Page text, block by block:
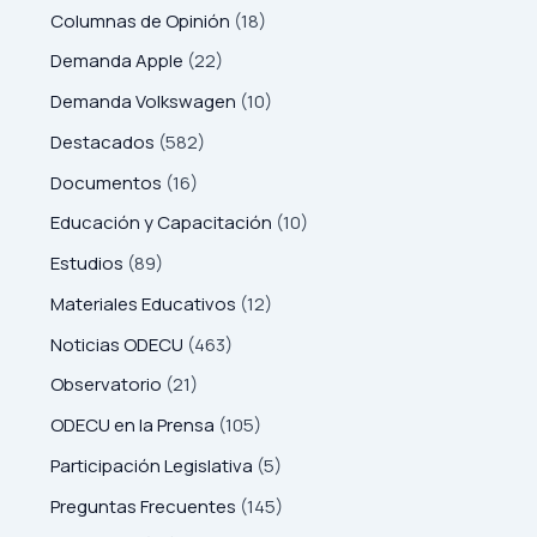
Columnas de Opinión (18)
Demanda Apple (22)
Demanda Volkswagen (10)
Destacados (582)
Documentos (16)
Educación y Capacitación (10)
Estudios (89)
Materiales Educativos (12)
Noticias ODECU (463)
Observatorio (21)
ODECU en la Prensa (105)
Participación Legislativa (5)
Preguntas Frecuentes (145)